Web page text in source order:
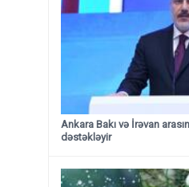
Ankara Bakı və İrəvan
dəstəkləyir